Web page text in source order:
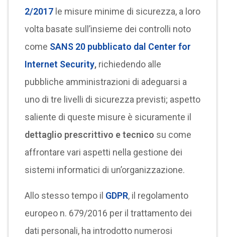
2/2017le misure minime di sicurezza, a loro
volta basate sull’insieme dei controlli noto
come SANS 20 pubblicato dal Center for
Internet Security, richiedendo alle
pubbliche amministrazioni di adeguarsi a
uno di tre livelli di sicurezza previsti; aspetto
saliente di queste misure è sicuramente il
dettaglio prescrittivo e tecnico su come
affrontare vari aspetti nella gestione dei
sistemi informatici di un’organizzazione.
Allo stesso tempo il GDPR, il regolamento
europeo n. 679/2016 per il trattamento dei
dati personali, ha introdotto numerosi